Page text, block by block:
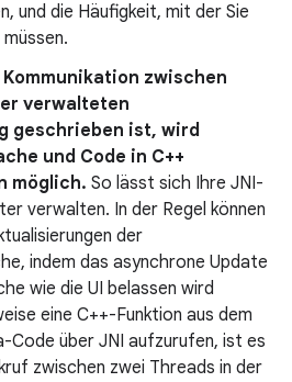
und die Häufigkeit, mit der Sie
zwischen
verwalteten
geschrieben ist, wird
und Code in C++
möglich. So lässt sich Ihre JNI-
verwalten. In der Regel können
der
indem das asynchrone Update
wie die UI belassen wird
eine C++-Funktion aus dem
Code über JNI aufzurufen, ist es
zwischen zwei Threads in der